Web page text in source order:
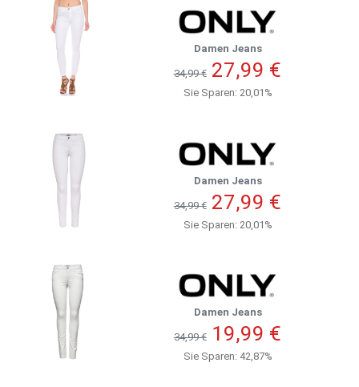
Damen Jeans
34,99 € 27,99 €
Sie Sparen: 20,01%
Damen Jeans
34,99 € 27,99 €
Sie Sparen: 20,01%
Damen Jeans
34,99 € 19,99 €
Sie Sparen: 42,87%